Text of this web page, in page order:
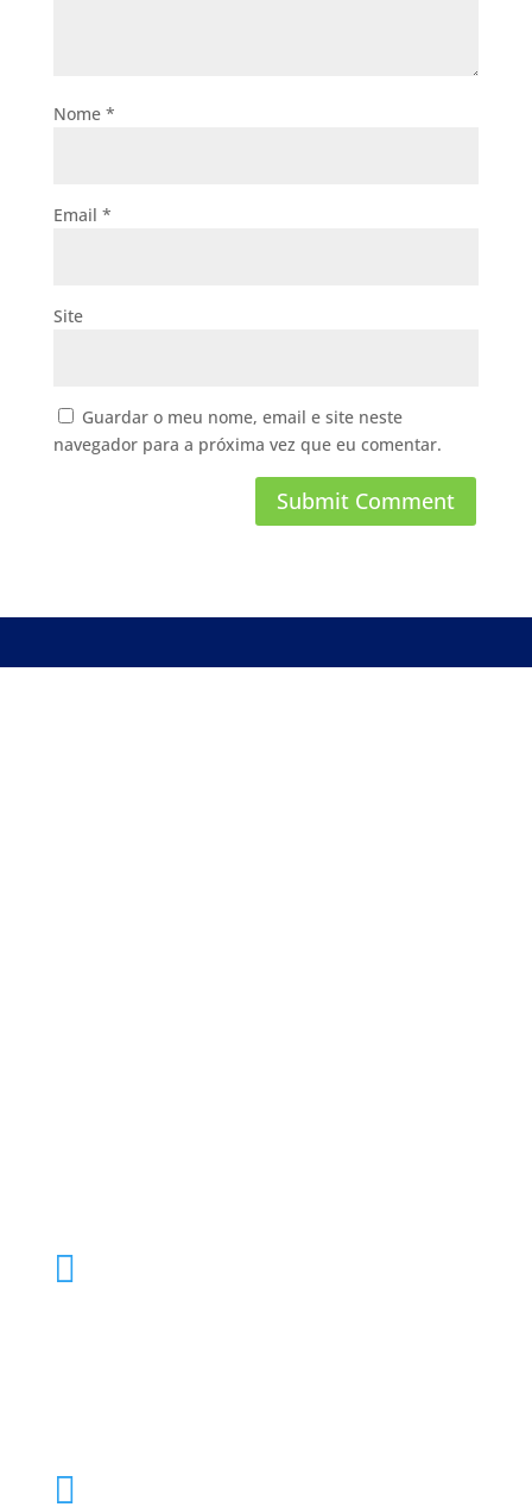
Nome *
Email *
Site
Guardar o meu nome, email e site neste
navegador para a próxima vez que eu comentar.

